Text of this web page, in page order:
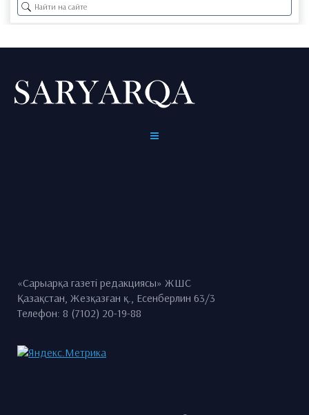
«Сарыарқа газеті редакциясы» ЖШС
Қазақстан, Жезқазған қ., Есенберлин 63/3
Телефон: 8 (7102) 20-19-88